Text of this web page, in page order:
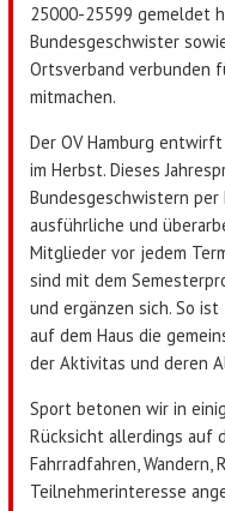
25000-25599 gemeldet
Bundesgeschwister
Ortsverband verbunden
mitmachen.
Der OV Hamburg
im Herbst. Dieses
Bundesgeschwistern
ausführliche und
Mitglieder vor jedem
sind mit dem
und ergänzen sich. So
auf dem Haus die
der Aktivitas und deren
Sport betonen wir in
Rücksicht allerdings auf
Fahrradfahren, Wandern,
Teilnehmerinteresse